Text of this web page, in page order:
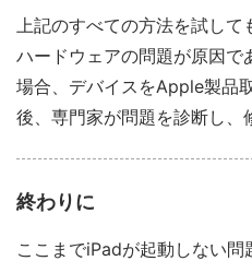
上記のすべての方法を試して
ハードウェアの問題が原因
場合、デバイスをApple製品
後、専門家が問題を診断し、
終わりに
ここまでiPadが起動しない問